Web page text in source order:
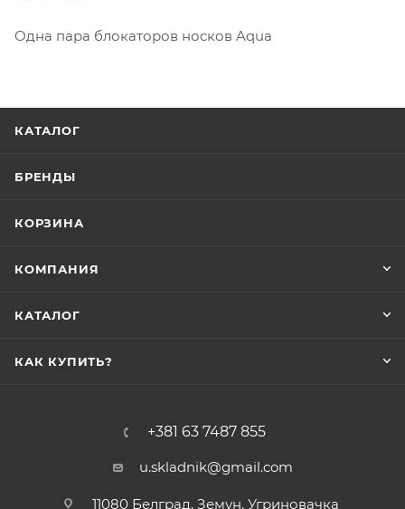
Одна пара блокаторов носков Aqua
КАТАЛОГ
БРЕНДЫ
КОРЗИНА
КОМПАНИЯ
КАТАЛОГ
КАК КУПИТЬ?
+381 63 7487 855
u.skladnik@gmail.com
11080 Белград, Земун, Угриновачка